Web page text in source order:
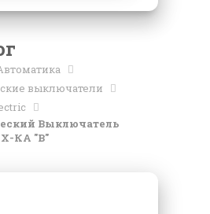
выключатели
Выключатель
Х-КА "В"